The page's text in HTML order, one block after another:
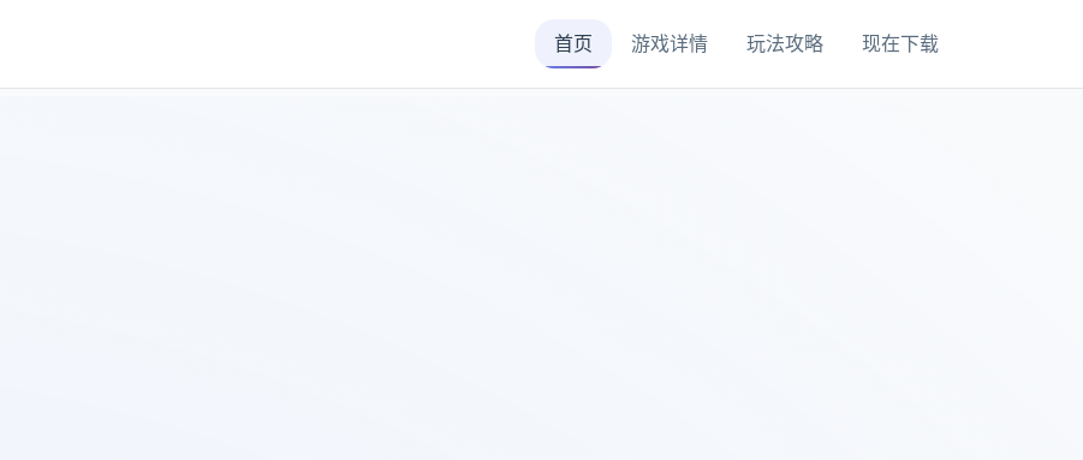
首页 游戏详情 玩法攻略 现在下载